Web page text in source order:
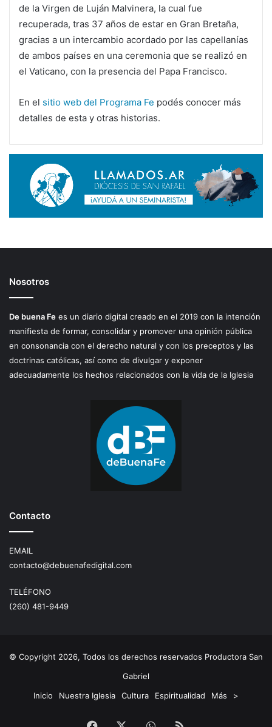
de la Virgen de Luján Malvinera, la cual fue
recuperada, tras 37 años de estar en Gran Bretaña,
gracias a un intercambio acordado por las capellanías
de ambos países en una ceremonia que se realizó en
el Vaticano, con la presencia del Papa Francisco.
En el sitio web del Programa Fe podés conocer más
detalles de esta y otras historias.
Nosotros
De buena Fe es un diario digital creado en el 2019 con la intención
manifiesta de formar, consolidar y promover una opinión pública
en consonancia con el derecho natural y con los preceptos y las
doctrinas católicas, así como de divulgar y exponer
adecuadamente los hechos relacionados con la vida de la Iglesia
Contacto
EMAIL
contacto@debuenafedigital.com
TELÉFONO
(260) 481-9449
© Copyright 2026, Todos los derechos reservados Productora San
Gabriel
Inicio
Nuestra Iglesia Cultura Espiritualidad Más >